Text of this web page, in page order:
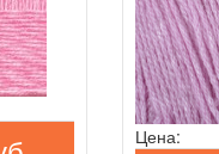
Цена: